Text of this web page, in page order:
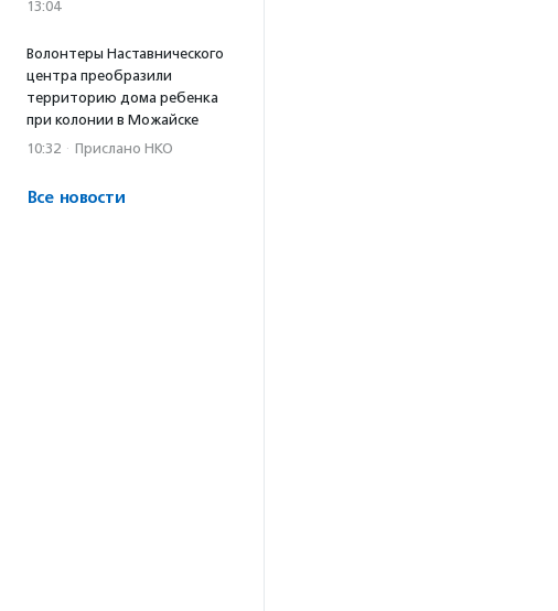
13:04
Волонтеры Наставнического
центра преобразили
территорию дома ребенка
при колонии в Можайске
10:32 · Прислано НКО
Все новости